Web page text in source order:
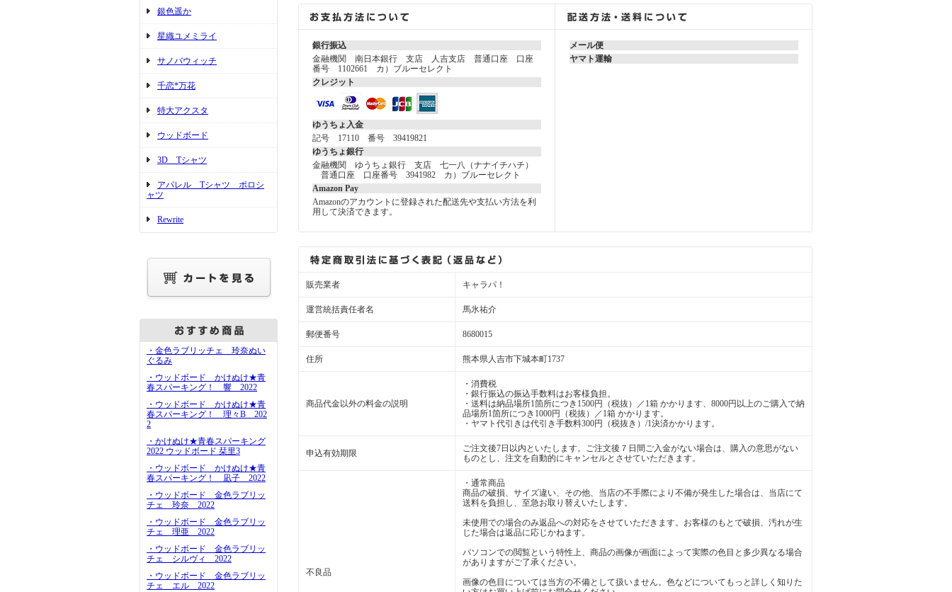
銀色遥か
星織ユメミライ
サノバウィッチ
千恋*万花
特大アクスタ
ウッドボード
3D Tシャツ
アパレル Tシャツ ポロシ
ャツ
Rewrite
・金色ラブリッチェ 玲奈ぬい
ぐるみ
・ウッドボード かけぬけ★青
春スパーキング！ 響 2022
・ウッドボード かけぬけ★青
春スパーキング！ 理々B 202
2
・かけぬけ★青春スパーキング
2022 ウッドボード 栞里3
・ウッドボード かけぬけ★青
春スパーキング！ 凪子 2022
・ウッドボード 金色ラブリッ
チェ 玲奈 2022
・ウッドボード 金色ラブリッ
チェ 理亜 2022
・ウッドボード 金色ラブリッ
チェ シルヴィ 2022
・ウッドボード 金色ラブリッ
チェ エル 2022
銀行振込
金融機関 南日本銀行 支店 人吉支店 普通口座 口座
番号 1102661 カ）ブルーセレクト
クレジット
ゆうちょ入金
記号 17110 番号 39419821
ゆうちょ銀行
金融機関 ゆうちょ銀行 支店 七一八（ナナイチハチ）
普通口座 口座番号 3941982 カ）ブルーセレクト
Amazon Pay
Amazonのアカウントに登録された配送先や支払い方法を利
用して決済できます。
メール便
ヤマト運輸
販売業者 キャラパ！
運営統括責任者名 馬氷祐介
郵便番号 8680015
住所 熊本県人吉市下城本町1737
商品代金以外の料金の説明
・消費税
・銀行振込の振込手数料はお客様負担。
・送料は納品場所1箇所につき1500円（税抜）／1箱 かかります、8000円以上のご購入で納
品場所1箇所につき1000円（税抜）／1箱 かかります。
・ヤマト代引きは代引き手数料300円（税抜き）/1決済かかります。
申込有効期限
ご注文後7日以内といたします。ご注文後７日間ご入金がない場合は、購入の意思がない
ものとし、注文を自動的にキャンセルとさせていただきます。
不良品
・通常商品
商品の破損、サイズ違い、その他、当店の不手際により不備が発生した場合は、当店にて
送料を負担し、至急お取り替えいたします。
未使用での場合のみ返品への対応をさせていただきます。お客様のもとで破損、汚れが生
じた場合は返品に応じかねます。
パソコンでの閲覧という特性上、商品の画像が画面によって実際の色目と多少異なる場合
がありますがご了承ください。
画像の色目については当方の不備として扱いません。色などについてもっと詳しく知りた